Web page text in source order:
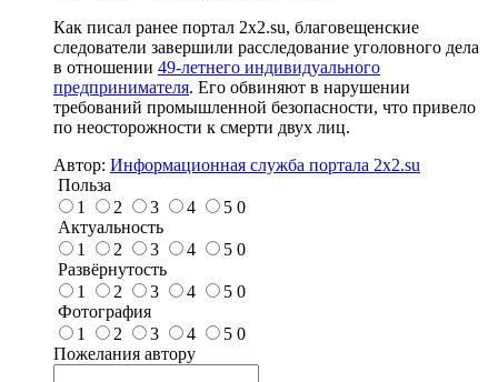
Как писал ранее портал 2х2.su, благовещенские
следователи завершили расследование уголовного дела
в отношении 49-летнего индивидуального
предпринимателя. Его обвиняют в нарушении
требований промышленной безопасности, что привело
по неосторожности к смерти двух лиц.
Автор: Информационная служба портала 2x2.su
Польза
1
2 3 4 5 0
Актуальность
1
2 3 4 5 0
Развёрнутость
1
2 3 4 5 0
Фотография
1
2 3 4 5 0
Пожелания автору